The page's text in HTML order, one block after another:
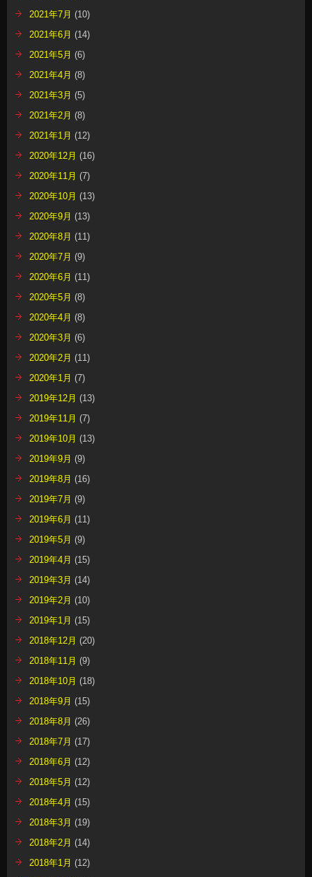
2021年7月 (10)
2021年6月 (14)
2021年5月 (6)
2021年4月 (8)
2021年3月 (5)
2021年2月 (8)
2021年1月 (12)
2020年12月 (16)
2020年11月 (7)
2020年10月 (13)
2020年9月 (13)
2020年8月 (11)
2020年7月 (9)
2020年6月 (11)
2020年5月 (8)
2020年4月 (8)
2020年3月 (6)
2020年2月 (11)
2020年1月 (7)
2019年12月 (13)
2019年11月 (7)
2019年10月 (13)
2019年9月 (9)
2019年8月 (16)
2019年7月 (9)
2019年6月 (11)
2019年5月 (9)
2019年4月 (15)
2019年3月 (14)
2019年2月 (10)
2019年1月 (15)
2018年12月 (20)
2018年11月 (9)
2018年10月 (18)
2018年9月 (15)
2018年8月 (26)
2018年7月 (17)
2018年6月 (12)
2018年5月 (12)
2018年4月 (15)
2018年3月 (19)
2018年2月 (14)
2018年1月 (12)